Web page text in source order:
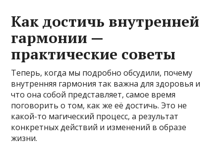
Как достичь внутренней
гармонии —
практические советы
Теперь, когда мы подробно обсудили, почему
внутренняя гармония так важна для здоровья и
что она собой представляет, самое время
поговорить о том, как же её достичь. Это не
какой-то магический процесс, а результат
конкретных действий и изменений в образе
жизни.